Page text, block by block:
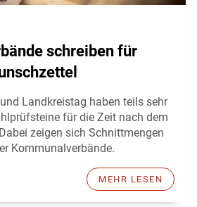
schreiben für
Landkreistag haben teils sehr
für die Zeit nach dem
zeigen sich Schnittmengen
Kommunalverbände.
MEHR LESEN